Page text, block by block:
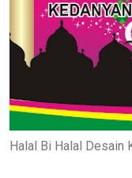
Halal Bi Halal Desain